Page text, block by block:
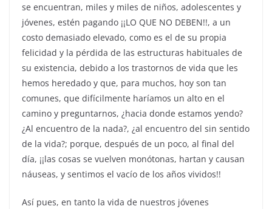
se encuentran, miles y miles de niños, adolescentes y
jóvenes, estén pagando ¡¡LO QUE NO DEBEN!!, a un
costo demasiado elevado, como es el de su propia
felicidad y la pérdida de las estructuras habituales de
su existencia, debido a los trastornos de vida que les
hemos heredado y que, para muchos, hoy son tan
comunes, que difícilmente haríamos un alto en el
camino y preguntarnos, ¿hacia donde estamos yendo?
¿Al encuentro de la nada?, ¿al encuentro del sin sentido
de la vida?; porque, después de un poco, al final del
día, ¡¡las cosas se vuelven monótonas, hartan y causan
náuseas, y sentimos el vacío de los años vividos!!
Así pues, en tanto la vida de nuestros jóvenes